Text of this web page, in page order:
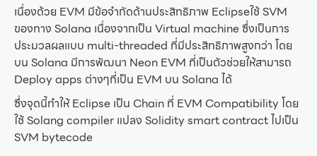
เนื่องด้วย EVM มีข้อจำกัดด้านประสิทธิภาพ Eclipseใช้ SVM
ของทาง Solana เนื่องจากเป็น Virtual machine ซึ่งเป็นการ
ประมวลผลแบบ multi-threaded ที่มีประสิทธิภาพสูงกว่า โดย
บน Solana มีการพัฒนา Neon EVM ที่เป็นตัวช่วยให้สามารถ
Deploy apps ต่างๆที่เป็น EVM บน Solana ได้
ซึ่งจุดนี้ทำให้ Eclipse เป็น Chain ที่ EVM Compatibility โดย
ใช้ Solang compiler แปลง Solidity smart contract ไปเป็น
SVM bytecode